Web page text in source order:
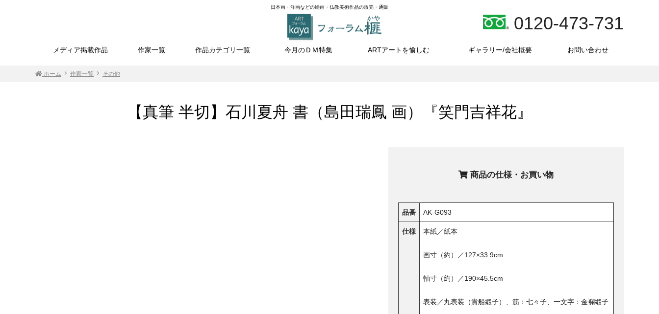
日本画・洋画などの絵画・仏教美術作品の販売・通販
0120-473-731
メディア掲載作品 作家一覧 作品カテゴリ一覧 今月のＤＭ特集 ARTアートを愉しむ ギャラリー/会社概要 お問い合わせ
ホーム 作家一覧 その他
【真筆 半切】石川夏舟 書（島田瑞鳳 画）『笑門吉祥花』
商品の仕様・お買い物
品番 AK-G093
仕様 本紙／紙本
画寸（約）／127×33.9cm
軸寸（約）／190×45.5cm
表装／丸表装（貴船緞子）、筋：七々子、一文字：金襴緞子